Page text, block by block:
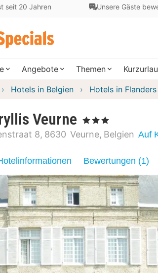
seit 20 Jahren Unsere Gäste
Angebote Themen
Hotels in Belgien Hotels in Flanders
Veurne , 3 Sterne
8 8630 Veurne Belgien Auf
Bewertungen (1)